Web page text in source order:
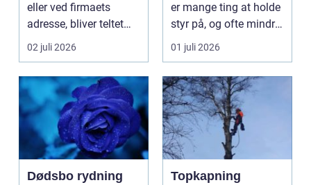
eller ved firmaets
adresse, bliver teltet
hurtigt selve om...
02 juli 2026
er mange ting at holde
styr på, og ofte mindre
tid, ...
01 juli 2026
Dødsbo rydning
Topkapning